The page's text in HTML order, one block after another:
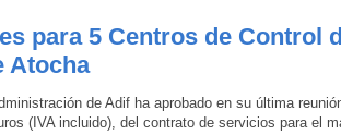
para 5 Centros de Control
Atocha
de Adif ha aprobado en su última
(IVA incluido), del contrato de servicios para el